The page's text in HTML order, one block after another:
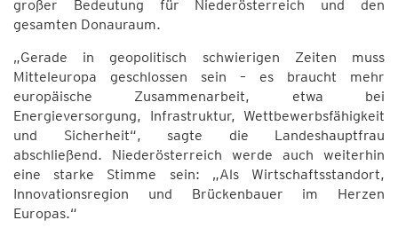
großer Bedeutung für Niederösterreich und den
gesamten Donauraum.
„Gerade in geopolitisch schwierigen Zeiten muss
Mitteleuropa geschlossen sein – es braucht mehr
europäische Zusammenarbeit, etwa bei
Energieversorgung, Infrastruktur, Wettbewerbsfähigkeit
und Sicherheit“, sagte die Landeshauptfrau
abschließend. Niederösterreich werde auch weiterhin
eine starke Stimme sein: „Als Wirtschaftsstandort,
Innovationsregion und Brückenbauer im Herzen
Europas.“